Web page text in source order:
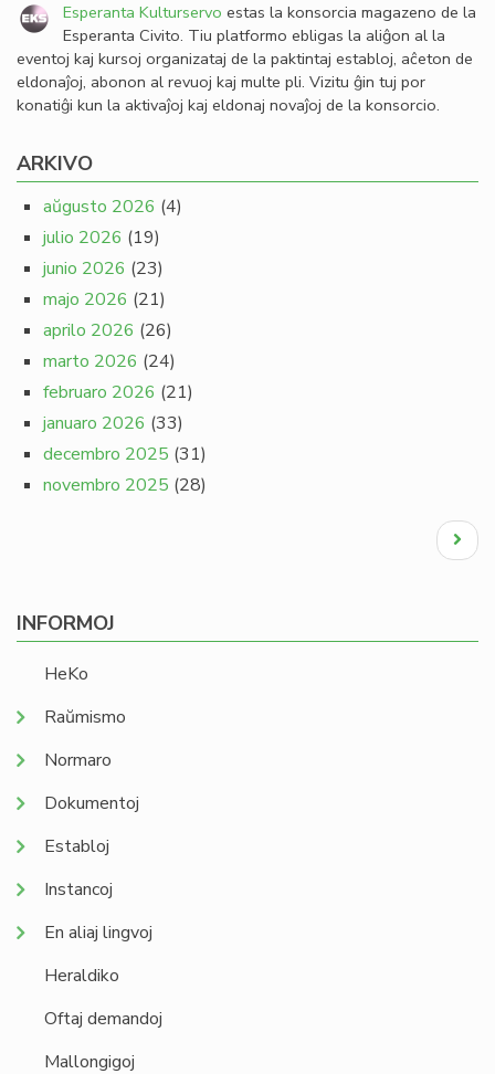
Esperanta Kulturservo estas la konsorcia magazeno de la
Esperanta Civito. Tiu platformo ebligas la aliĝon al la
eventoj kaj kursoj organizataj de la paktintaj establoj, aĉeton de
eldonaĵoj, abonon al revuoj kaj multe pli. Vizitu ĝin tuj por
konatiĝi kun la aktivaĵoj kaj eldonaj novaĵoj de la konsorcio.
ARKIVO
aŭgusto 2026 (4)
julio 2026 (19)
junio 2026 (23)
majo 2026 (21)
aprilo 2026 (26)
marto 2026 (24)
februaro 2026 (21)
januaro 2026 (33)
decembro 2025 (31)
novembro 2025 (28)
Next
page
INFORMOJ
HeKo
Raŭmismo
Normaro
Dokumentoj
Establoj
Instancoj
En aliaj lingvoj
Heraldiko
Oftaj demandoj
Mallongigoj